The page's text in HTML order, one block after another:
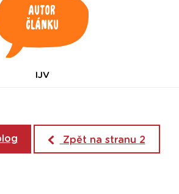
Autor
článku
IJV
Zpět na stranu 2